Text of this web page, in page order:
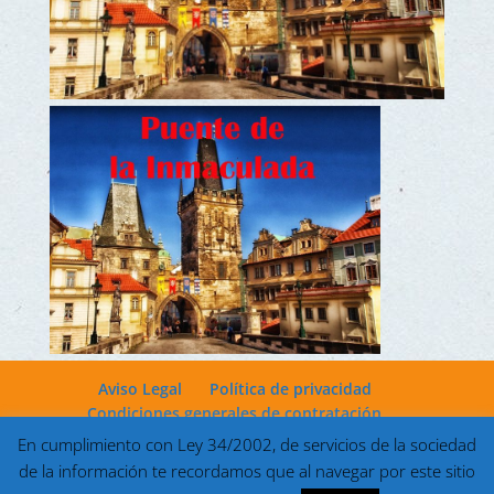
Aviso Legal
Política de privacidad
Condiciones generales de contratación
En cumplimiento con Ley 34/2002, de servicios de la sociedad
de la información te recordamos que al navegar por este sitio